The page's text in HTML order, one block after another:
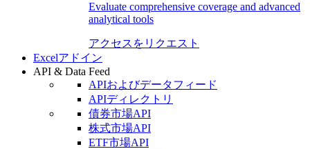
Evaluate comprehensive coverage and advanced
analytical tools
アクセスをリクエスト
Excelアドイン
API & Data Feed
APIおよびデータフィード
APIディレクトリ
債券市場API
株式市場API
ETF市場API